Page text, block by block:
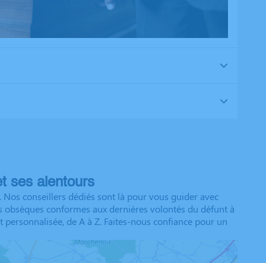
ses alentours
conseillers dédiés sont là pour vous guider avec
conformes aux dernières volontés du défunt à
de A à Z. Faites-nous confiance pour un